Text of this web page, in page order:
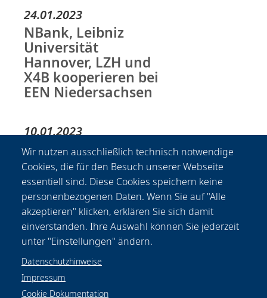
24.01.2023
NBank, Leibniz
Universität
Hannover, LZH und
X4B kooperieren bei
EEN Niedersachsen
10.01.2023
LZH weitet mit
Partnern aus der
Praxis Prüfverfahren
auf moderne
Hochleistungsoptiken
aus
Wir nutzen ausschließlich technisch notwendige
Cookies, die für den Besuch unserer Webseite
essentiell sind. Diese Cookies speichern keine
personenbezogenen Daten. Wenn Sie auf "Alle
akzeptieren" klicken, erklären Sie sich damit
einverstanden. Ihre Auswahl können Sie jederzeit
unter "Einstellungen" ändern.
Datenschutzhinweise
Impressum
Cookie Dokumentation